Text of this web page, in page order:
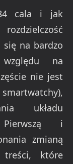
cala i jak
się na bardzo
na
nie jest
układu
Pierwszą i
zmianą
treści, które